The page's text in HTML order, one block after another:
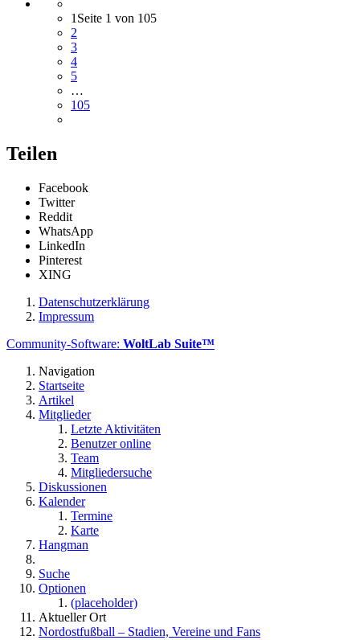
1 Seite 1 von 105
2
3
4
5
…
105
Teilen
Facebook
Twitter
Reddit
WhatsApp
LinkedIn
Pinterest
XING
Datenschutzerklärung
Impressum
Community-Software: WoltLab Suite™
Navigation
Startseite
Artikel
Mitglieder
Letzte Aktivitäten
Benutzer online
Team
Mitgliedersuche
Diskussionen
Kalender
Termine
Karte
Hangman
Suche
Optionen
(placeholder)
Aktueller Ort
Nordostfußball – Stadien, Vereine und Fans